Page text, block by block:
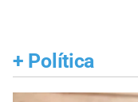
+ Política